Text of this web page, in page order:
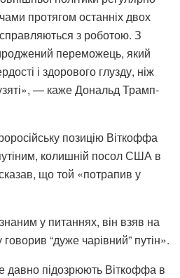
протягом останніх двох
з роботою. З
переможець, який
і здорового глузду, ніж
— каже Дональд Трамп-
позицію Віткоффа
путіним, колишній посол США в
що той «потрапив у
у питаннях, він взяв на
“дуже чарівний” путін».
давно підозрюють Віткоффа в